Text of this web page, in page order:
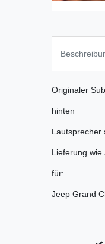
Originaler
hinten
Lautsprecher
Lieferung wie
für:
Jeep Grand